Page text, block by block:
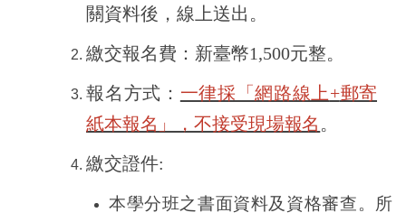
關資料後，線上送出。
繳交報名費：新臺幣1,500元整。
報名方式： 一律採「網路線上+郵寄
紙本報名」，不接受現場報名 。
繳交證件:
本學分班之書面資料及資格審查。所